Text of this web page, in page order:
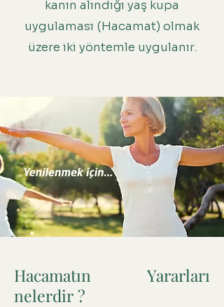
kanın alındığı yaş kupa
uygulaması (Hacamat) olmak
üzere iki yöntemle uygulanır.
Hacamatın Yararları
nelerdir ?